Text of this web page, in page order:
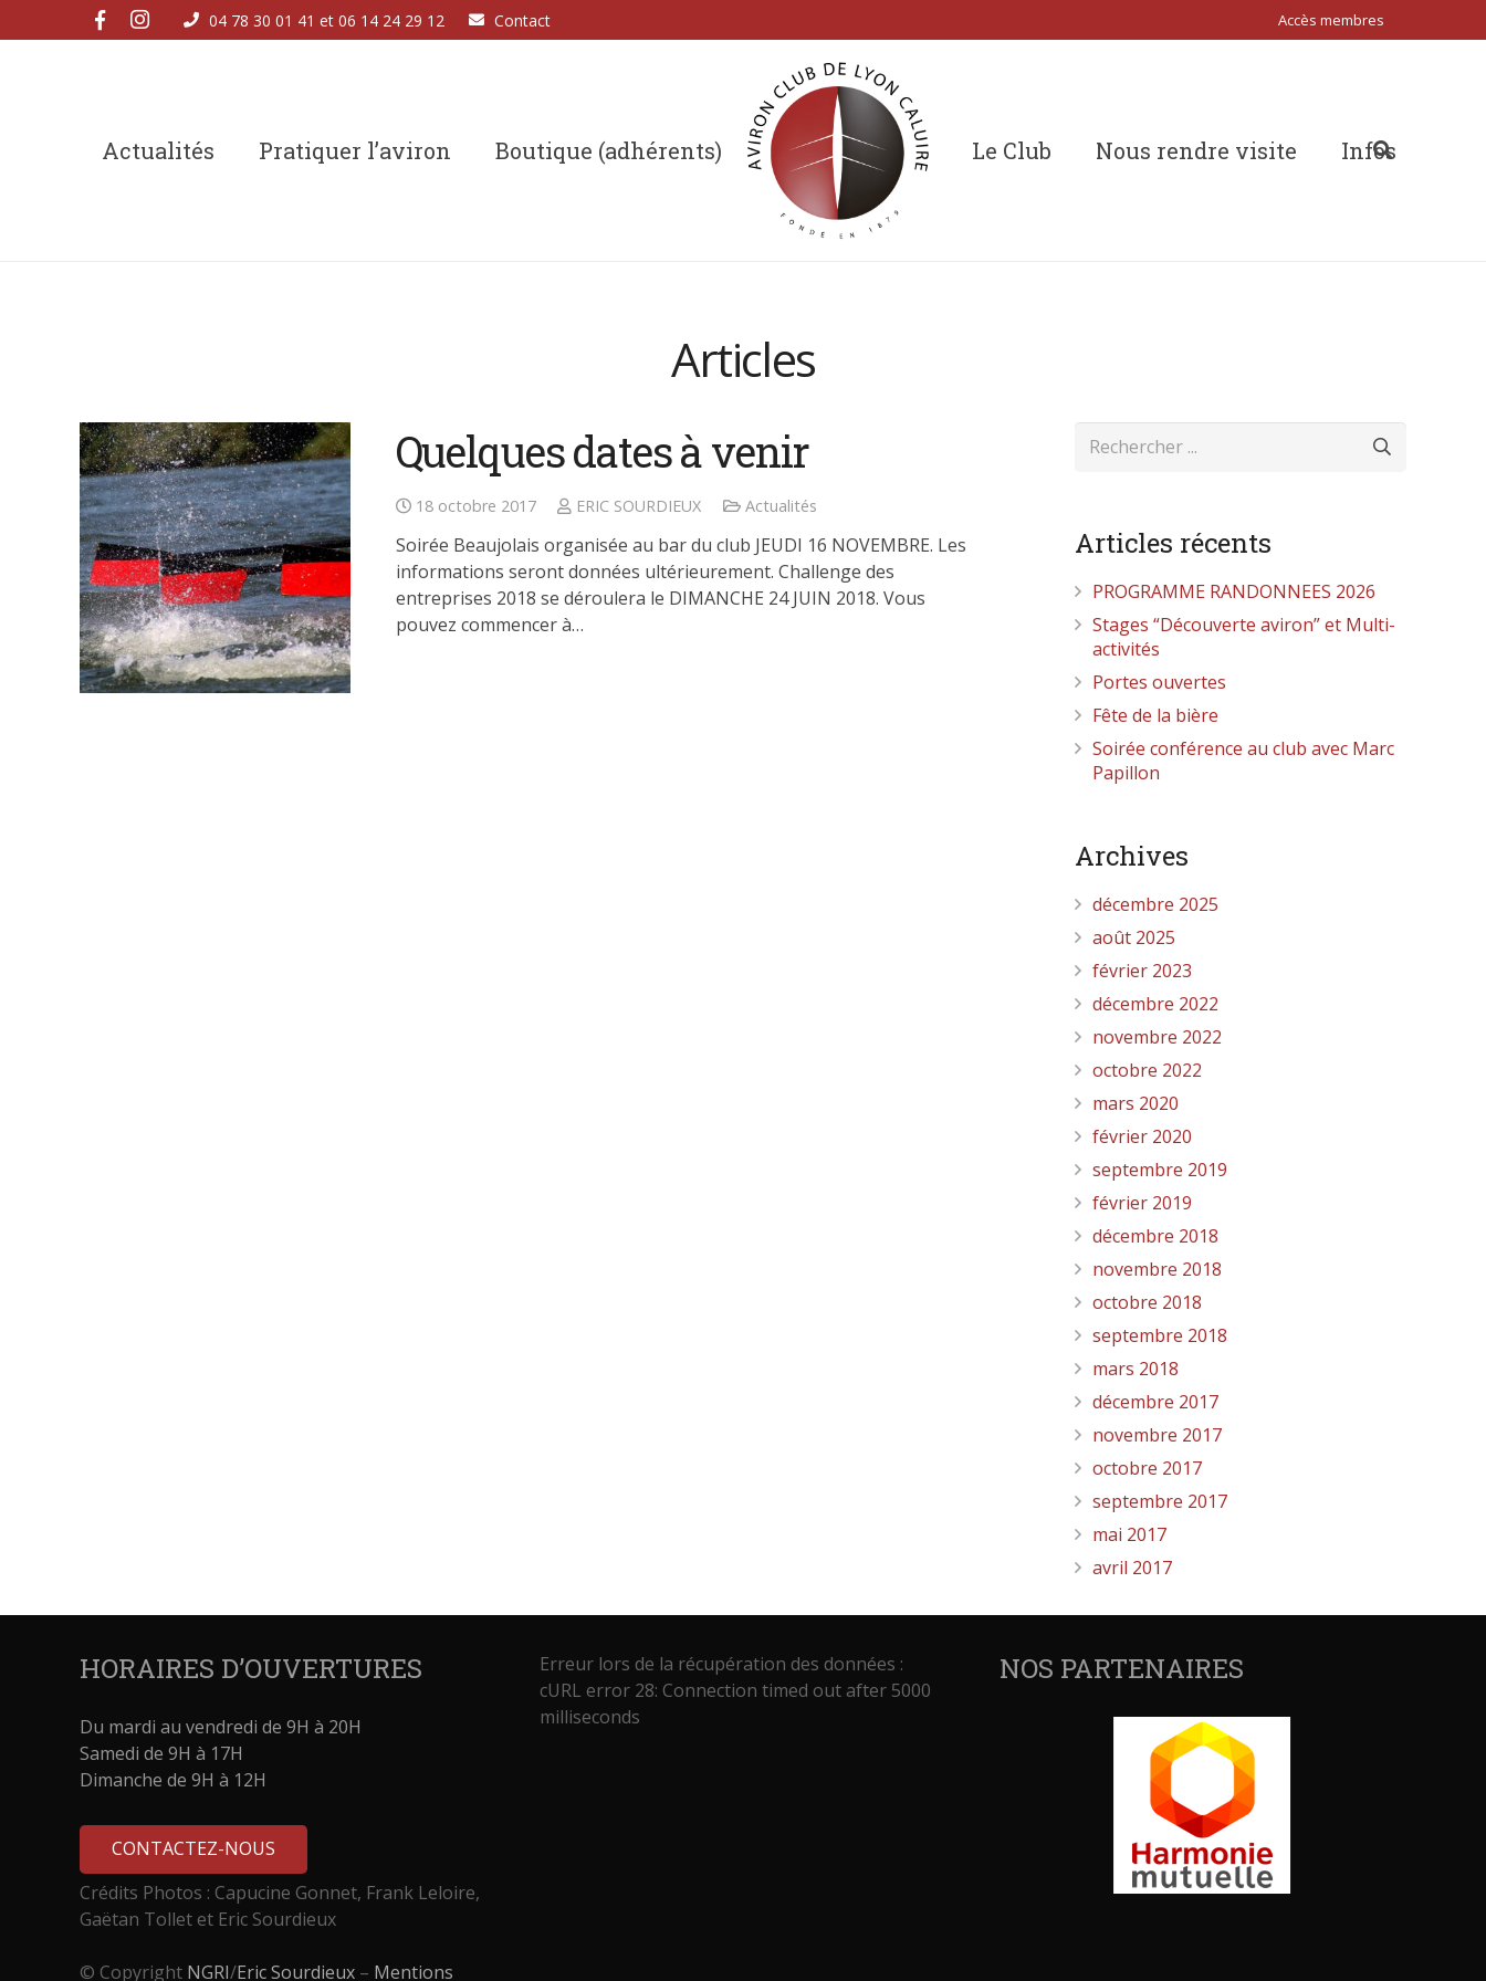
04 78 30 01 41 et 06 14 24 29 12 Contact Accès membres
Actualités Pratiquer l’aviron Boutique (adhérents) Le Club Nous rendre visite Infos
Articles
Quelques dates à venir
18 octobre 2017 ERIC SOURDIEUX Actualités
Soirée Beaujolais organisée au bar du club JEUDI 16 NOVEMBRE. Les
informations seront données ultérieurement. Challenge des
entreprises 2018 se déroulera le DIMANCHE 24 JUIN 2018. Vous
pouvez commencer à…
Articles récents
PROGRAMME RANDONNEES 2026
Stages “Découverte aviron” et Multi-
activités
Portes ouvertes
Fête de la bière
Soirée conférence au club avec Marc
Papillon
Archives
décembre 2025
août 2025
février 2023
décembre 2022
novembre 2022
octobre 2022
mars 2020
février 2020
septembre 2019
février 2019
décembre 2018
novembre 2018
octobre 2018
septembre 2018
mars 2018
décembre 2017
novembre 2017
octobre 2017
septembre 2017
mai 2017
avril 2017
HORAIRES D’OUVERTURES
Du mardi au vendredi de 9H à 20H
Samedi de 9H à 17H
Dimanche de 9H à 12H
CONTACTEZ-NOUS
Crédits Photos : Capucine Gonnet, Frank Leloire,
Gaëtan Tollet et Eric Sourdieux
© Copyright NGRI/Eric Sourdieux – Mentions
Erreur lors de la récupération des données :
cURL error 28: Connection timed out after 5000
milliseconds
NOS PARTENAIRES